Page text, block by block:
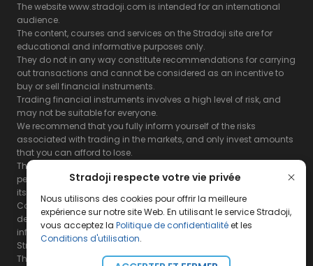
Stradoji respecte votre vie privée
Nous utilisons des cookies pour offrir la meilleure
expérience sur notre site Web. En utilisant le service Stradoji,
vous acceptez la Politique de confidentialitéet les
Conditions d'utilisation.
The website www.stradoji.com is intended for an international
audience.
The content, courses and services on the Stradoji site are for
educational and informative purposes only.
They do not in any way constitute recommendations for carrying
out transactions and cannot be considered as an incentive to
buy or sell financial instruments.
Trading financial instruments involves a high level of risk, and
may not be suitable for everyone.
We recommend that you fully inform yourself of the risks
associated with trading in the markets, and only invest amounts
that you can afford to lose.
The Stradoji site does not guarantee the results or the
performance of products based on the information contained on
its site and its servers.
Consequently, the Stradoji site and its publishing company
decline all responsibility in the use that may be made of this
information and the consequences that may result therefrom.
Stradoji Services are not authorized for US citizens or US residents.
The full legal notices areavailable here.